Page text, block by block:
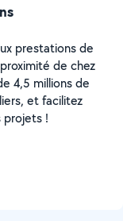
prestations de
de chez
4,5 millions de
et facilitez
projets !